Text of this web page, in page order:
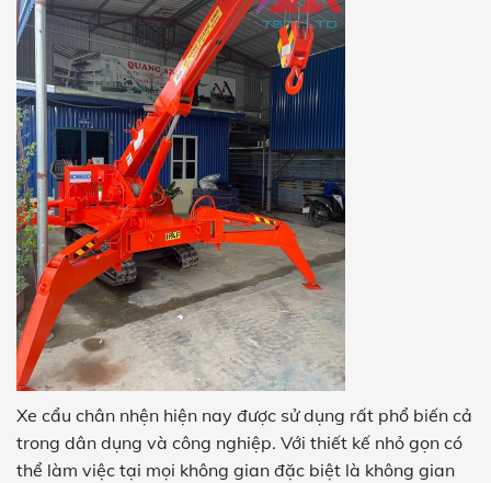
Xe cẩu chân nhện hiện nay được sử dụng rất phổ biến cả
trong dân dụng và công nghiệp. Với thiết kế nhỏ gọn có
thể làm việc tại mọi không gian đặc biệt là không gian